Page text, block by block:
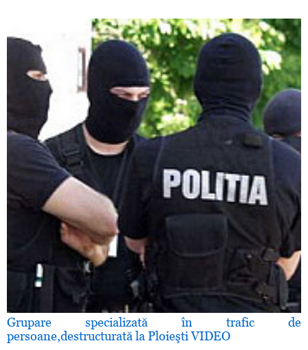
Grupare specializată în trafic de
persoane,destructurată la Ploieşti VIDEO